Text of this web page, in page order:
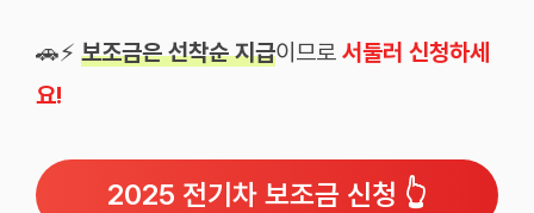
🚗⚡ 보조금은 선착순 지급이므로 서둘러 신청하세
요!
2025 전기차 보조금 신청 👆